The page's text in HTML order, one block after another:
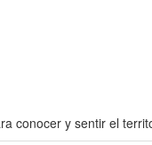
conocer y sentir el